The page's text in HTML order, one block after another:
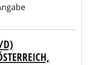
D)
S